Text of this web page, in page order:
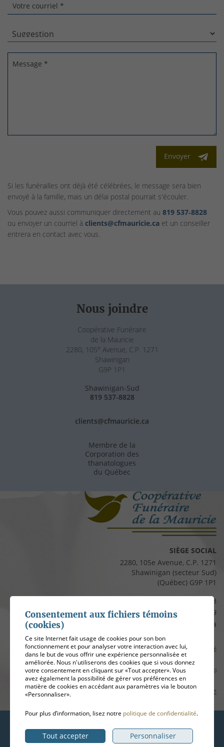
Votre courriel *
Message *
Envoyer
Si les funérailles ont déjà été célébrées, le message sera bien
envoyé à la famille, mais un délai postal pourrait s'écouler.
Vous pouvez aussi communiquer directement au 819 537‑8828
ou envoyer un courriel à clients@cfmauricie.ca et un conseiller
entrera en contact avec vous.
Nous joindre
Coopérative Funéraire
de la Mauricie
2280, 105e Avenue, C.P. 1271
Shawinigan
G9P 1P1
Shawinigan-Sud
819 537-8828
clients@cfmauricie.ca
Membre de la
Corporation des
thanatologues
du Québec
SIÈGE SOCIAL
2280, 105e Avenue, C.P. 1271
Shawinigan (secteur Sud)
(Québec) G9P 1P1
819 537-8828
Télécopieur :819 537-8829
clients@cfmauricie.ca
Conditions d’utilisation et politique de confidentialité
Gérer mes témoins (cookies)
Plan de site
Hébergement
ADN communication
Consentement aux fichiers témoins
(cookies)
Ce site Internet fait usage de cookies pour son bon
fonctionnement et pour analyser votre interaction avec lui,
dans le but de vous offrir une expérience personnalisée et
améliorée. Nous n'utiliserons des cookies que si vous donnez
votre consentement en cliquant sur «Tout accepter». Vous
avez également la possibilité de gérer vos préférences en
matière de cookies en accédant aux paramètres via le bouton
«Personnaliser».
Pour plus d’information, lisez notre politique de confidentialité.
Tout accepter Personnaliser